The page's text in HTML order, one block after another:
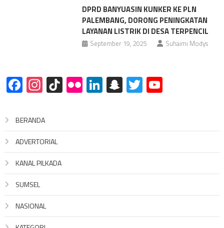
DPRD BANYUASIN KUNKER KE PLN
PALEMBANG, DORONG PENINGKATAN
LAYANAN LISTRIK DI DESA TERPENCIL
September 19, 2025 Suhaimi Modys
Facebook
Instagram
TikTok
FlickrLinkedIn
Snapchat
TwitterYouTube
BERANDA
ADVERTORIAL
KANAL PILKADA
SUMSEL
NASIONAL